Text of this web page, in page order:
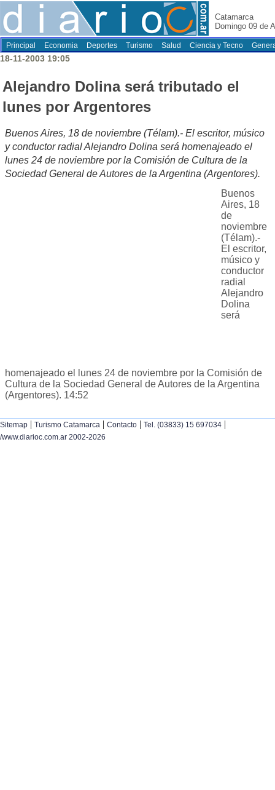
Catamarca
Domingo 09 de
Principal Economia Deportes Turismo Salud Ciencia y Tecno
18-11-2003 19:05
Alejandro Dolina será tributado el
lunes por Argentores
Buenos Aires, 18 de noviembre (Télam).- El escritor, músico
y conductor radial Alejandro Dolina será homenajeado el
lunes 24 de noviembre por la Comisión de Cultura de la
Sociedad General de Autores de la Argentina (Argentores).
Buenos
Aires, 18
de
noviembre
(Télam).-
El escritor,
músico y
conductor
radial
Alejandro
Dolina
será
homenajeado el lunes 24 de noviembre por la Comisión de
Cultura de la Sociedad General de Autores de la Argentina
(Argentores). 14:52
Sitemap | Turismo Catamarca | Contacto | Tel. (03833) 15 697034 |
/www.diarioc.com.ar 2002-2026